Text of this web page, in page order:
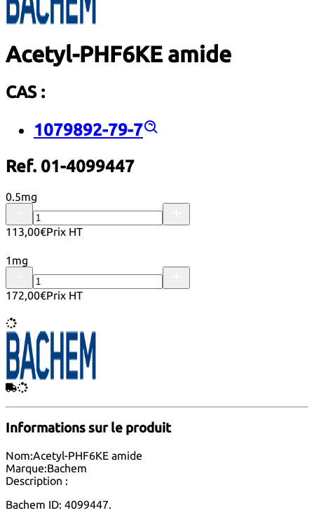
Acetyl-PHF6KE amide
CAS :
1079892-79-7
Ref. 01-4099447
0.5mg
113,00€Prix HT
1mg
172,00€Prix HT
Informations sur le produit
Nom:Acetyl-PHF6KE amide
Marque:Bachem
Description :
Bachem ID: 4099447.